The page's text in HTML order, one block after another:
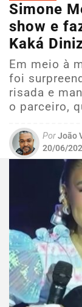
Simone
show e
Kaká
Em meio à
foi
risada e
o parceiro,
PorJoão
20/06/